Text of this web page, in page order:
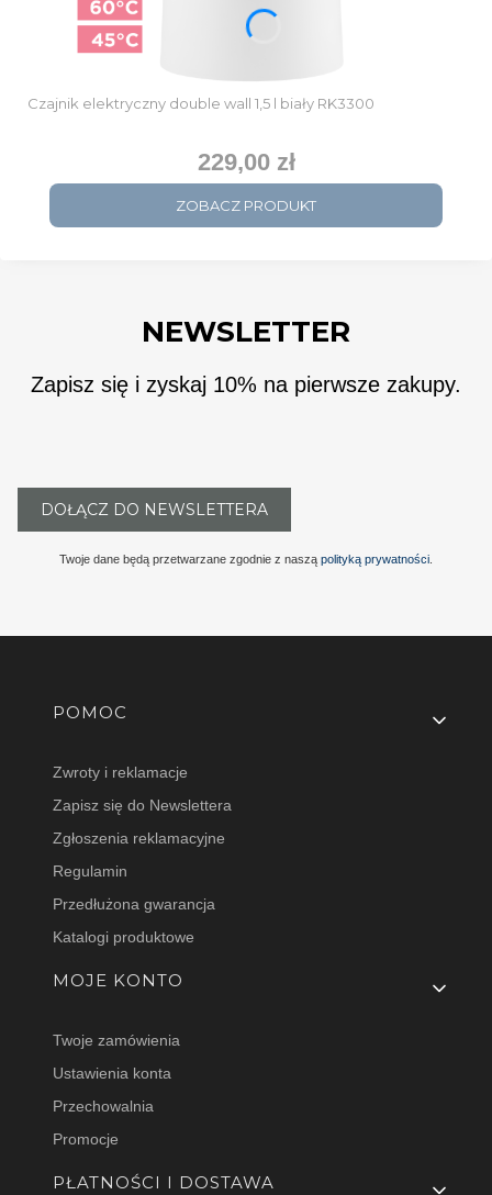
Czajnik elektryczny double wall 1,5 l biały RK3300
Cena
229,00 zł
ZOBACZ PRODUKT
NEWSLETTER
Zapisz się i zyskaj 10% na pierwsze zakupy.
DOŁĄCZ DO NEWSLETTERA
Twoje dane będą przetwarzane zgodnie z naszą polityką prywatności
Linki w stopce
POMOC
Zwroty i reklamacje
Zapisz się do Newslettera
Zgłoszenia reklamacyjne
Regulamin
Przedłużona gwarancja
Katalogi produktowe
MOJE KONTO
Twoje zamówienia
Ustawienia konta
Przechowalnia
Promocje
PŁATNOŚCI I DOSTAWA